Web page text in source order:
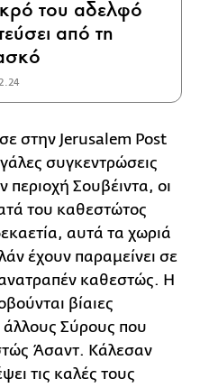
του αδελφό
από τη
στην Jerusalem Post
συγκεντρώσεις
Σουβέιντα, οι
του καθεστώτος
αυτά τα χωριά
έχουν παραμείνει σε
καθεστώς. Η
βίαιες
άλλους Σύρους που
Άσαντ. Κάλεσαν
τις καλές τους